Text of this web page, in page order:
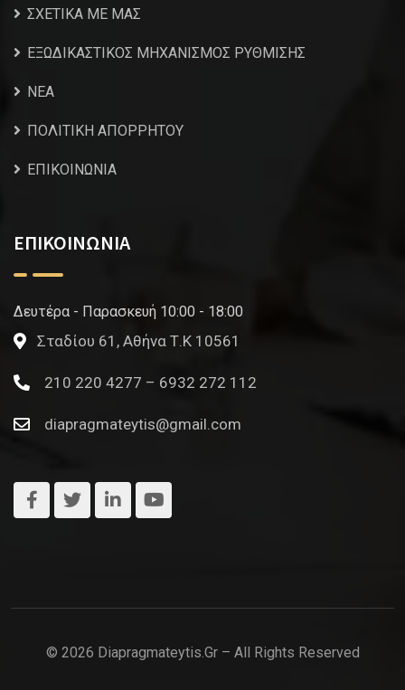
ΣΧΕΤΙΚΑ ΜΕ ΜΑΣ
ΕΞΩΔΙΚΑΣΤΙΚΟΣ ΜΗΧΑΝΙΣΜΟΣ ΡΥΘΜΙΣΗΣ
NEA
ΠΟΛΙΤΙΚΗ ΑΠΟΡΡΗΤΟΥ
ΕΠΙΚΟΙΝΩΝΙΑ
ΕΠΙΚΟΙΝΩΝΙΑ
Δευτέρα - Παρασκευή 10:00 - 18:00
Σταδίου 61, Αθήνα Τ.Κ 10561
210 220 4277 – 6932 272 112
diapragmateytis@gmail.com
© 2026 Diapragmateytis.gr – All Rights Reserved